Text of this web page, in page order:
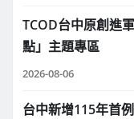
TCOD台中原創進
點」主題專區
2026-08-06
台中新增115年首